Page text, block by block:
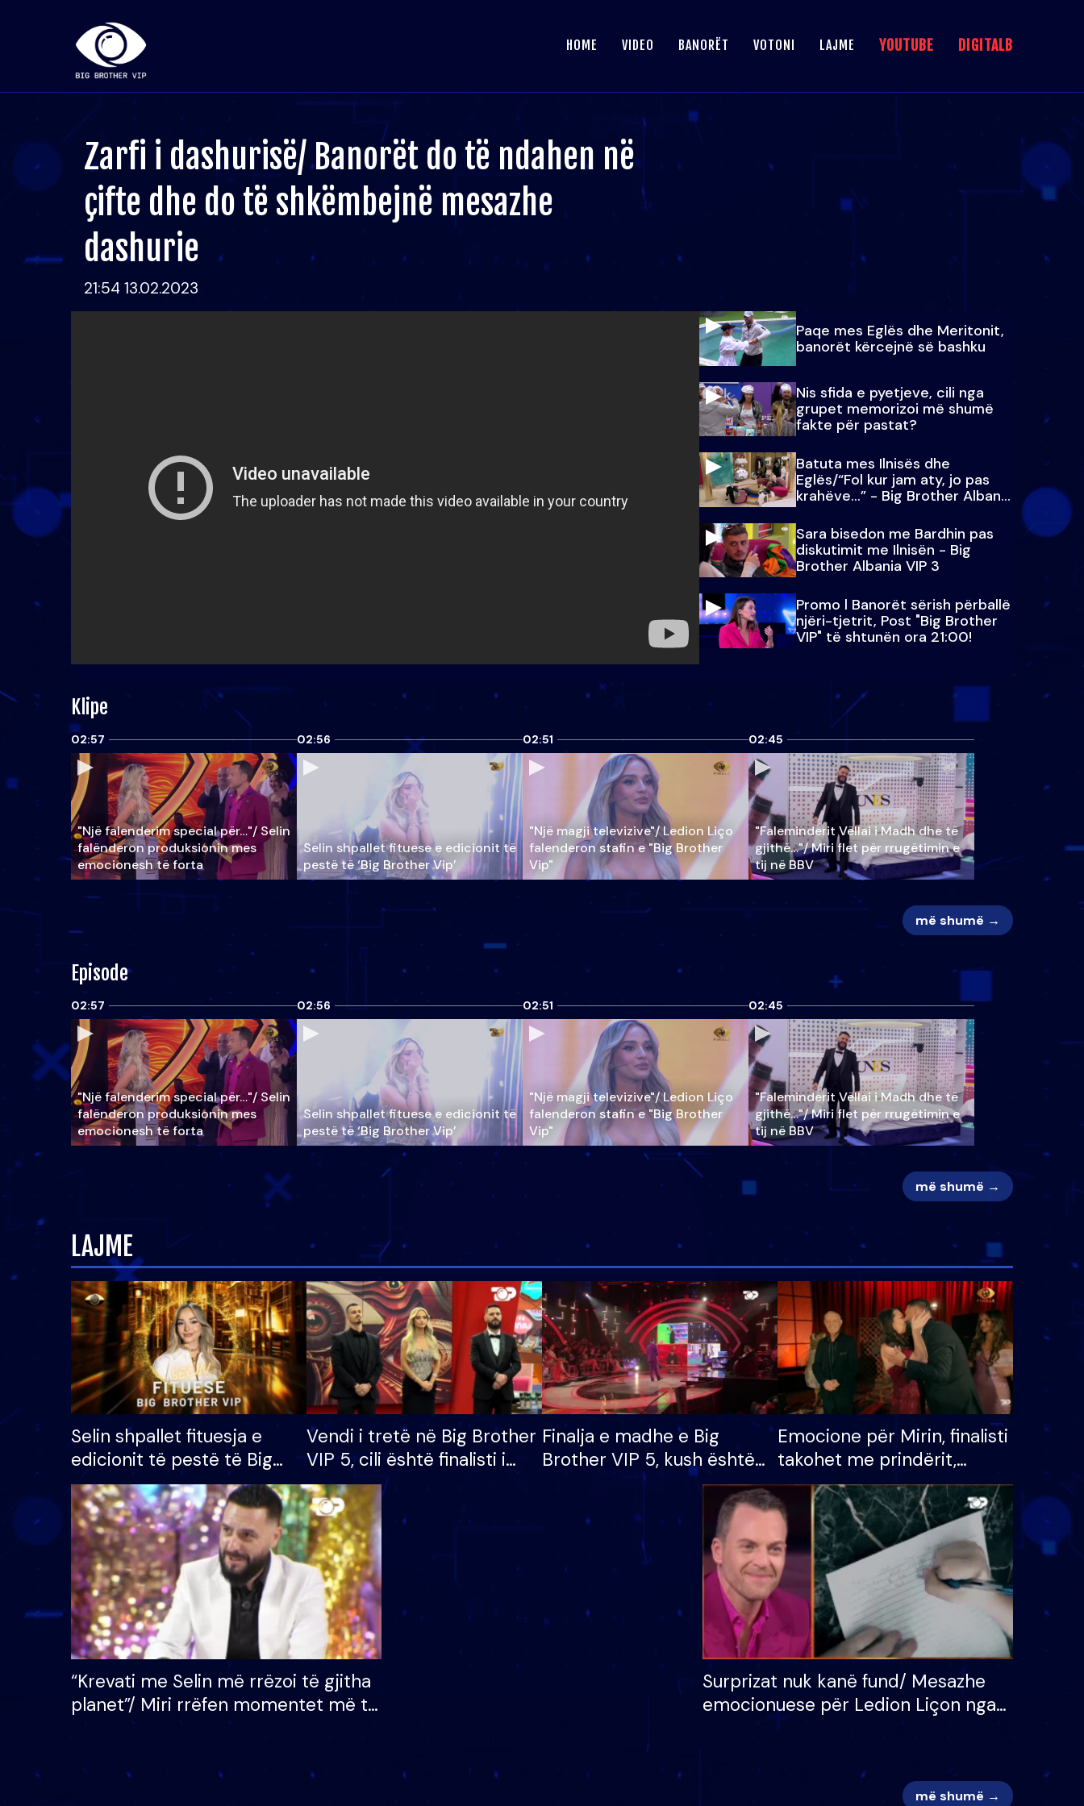
HOME VIDEO BANORËT VOTONI LAJME YOUTUBE DIGITALB
Zarfi i dashurisë/ Banorët do të ndahen në
çifte dhe do të shkëmbejnë mesazhe
dashurie
21:54 13.02.2023
Paqe mes Eglës dhe Meritonit,
banorët kërcejnë së bashku
Nis sfida e pyetjeve, cili nga
grupet memorizoi më shumë
fakte për pastat?
Batuta mes Ilnisës dhe
Eglës/“Fol kur jam aty, jo pas
krahëve…” - Big Brother Albania
VIP 3
Sara bisedon me Bardhin pas
diskutimit me Ilnisën - Big
Brother Albania VIP 3
Promo l Banorët sërish përballë
njëri-tjetrit, Post "Big Brother
VIP" të shtunën ora 21:00!
Klipe
02:57
"Një falenderim special për…"/ Selin
falënderon produksionin mes
emocionesh të forta
02:56
Selin shpallet fituese e edicionit të
pestë të ‘Big Brother Vip’
02:51
"Një magji televizive"/ Ledion Liço
falenderon stafin e "Big Brother
Vip"
02:45
"Faleminderit Vëllai i Madh dhe të
gjithë…"/ Miri flet për rrugëtimin e
tij në BBV
më shumë →
Episode
02:57
"Një falenderim special për…"/ Selin
falënderon produksionin mes
emocionesh të forta
02:56
Selin shpallet fituese e edicionit të
pestë të ‘Big Brother Vip’
02:51
"Një magji televizive"/ Ledion Liço
falenderon stafin e "Big Brother
Vip"
02:45
"Faleminderit Vëllai i Madh dhe të
gjithë…"/ Miri flet për rrugëtimin e
tij në BBV
më shumë →
LAJME
Selin shpallet fituesja e
edicionit të pestë të Big
Brother VIP, rrëmben
çmimin e madh prej 100
mijë eurosh
Vendi i tretë në Big Brother
VIP 5, cili është finalisti i
radhës që lë shtëpinë
Finalja e madhe e Big
Brother VIP 5, kush është
banori i parë që lë shtëpinë
dhe humb mundësinë për
të fituar çmimin e madh
Emocione për Mirin, finalisti
takohet me prindërit,
vajzën dhe bashkëshorten:
S’kemi ndonjë letër divorci
apo jo?
“Krevati me Selin më rrëzoi të gjitha
planet”/ Miri rrëfen momentet më të
bukura në shtëpinë e BB VIP: Do më
Surprizat nuk kanë fund/ Mesazhe
emocionuese për Ledion Liçon nga
nëna dhe fëmijët e tij, moderatori
më shumë →